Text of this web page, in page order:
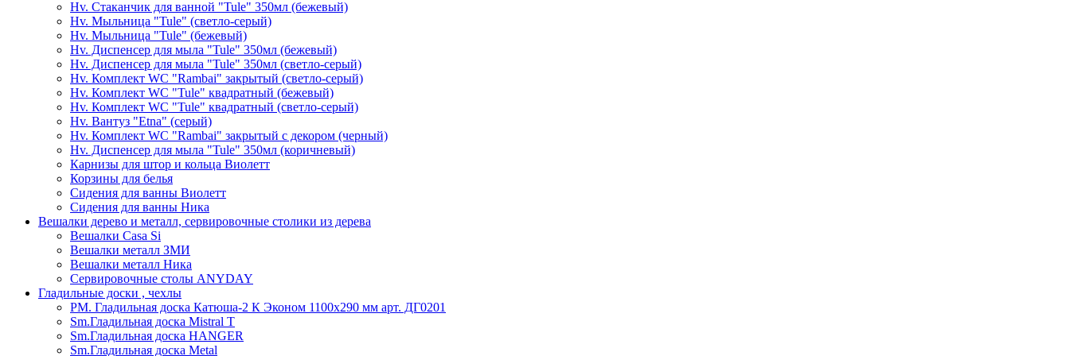
Hv. Стаканчик для ванной "Tule" 350мл (бежевый)
Hv. Мыльница "Tule" (светло-серый)
Hv. Мыльница "Tule" (бежевый)
Hv. Диспенсер для мыла "Tule" 350мл (бежевый)
Hv. Диспенсер для мыла "Tule" 350мл (светло-серый)
Hv. Комплект WC "Rambai" закрытый (светло-серый)
Hv. Комплект WC "Tule" квадратный (бежевый)
Hv. Комплект WC "Tule" квадратный (светло-серый)
Hv. Вантуз "Etna" (серый)
Hv. Комплект WC "Rambai" закрытый с декором (черный)
Hv. Диспенсер для мыла "Tule" 350мл (коричневый)
Карнизы для штор и кольца Виолетт
Корзины для белья
Сидения для ванны Виолетт
Сидения для ванны Ника
Вешалки дерево и металл, сервировочные столики из дерева
Вешалки Casa Si
Вешалки металл ЗМИ
Вешалки металл Ника
Сервировочные столы ANYDAY
Гладильные доски , чехлы
PM. Гладильная доска Катюша-2 К Эконом 1100х290 мм арт. ДГ0201
Sm.Гладильная доска Mistral T
Sm.Гладильная доска HANGER
Sm.Гладильная доска Metal